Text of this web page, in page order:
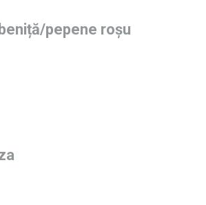
pepene roșu